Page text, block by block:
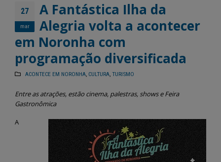
27
mar
A Fantástica Ilha da
Alegria volta a acontecer
em Noronha com
programação diversificada
ACONTECE EM NORONHA, CULTURA, TURISMO
Entre as atrações, estão cinema, palestras, shows e Feira
Gastronômica
A